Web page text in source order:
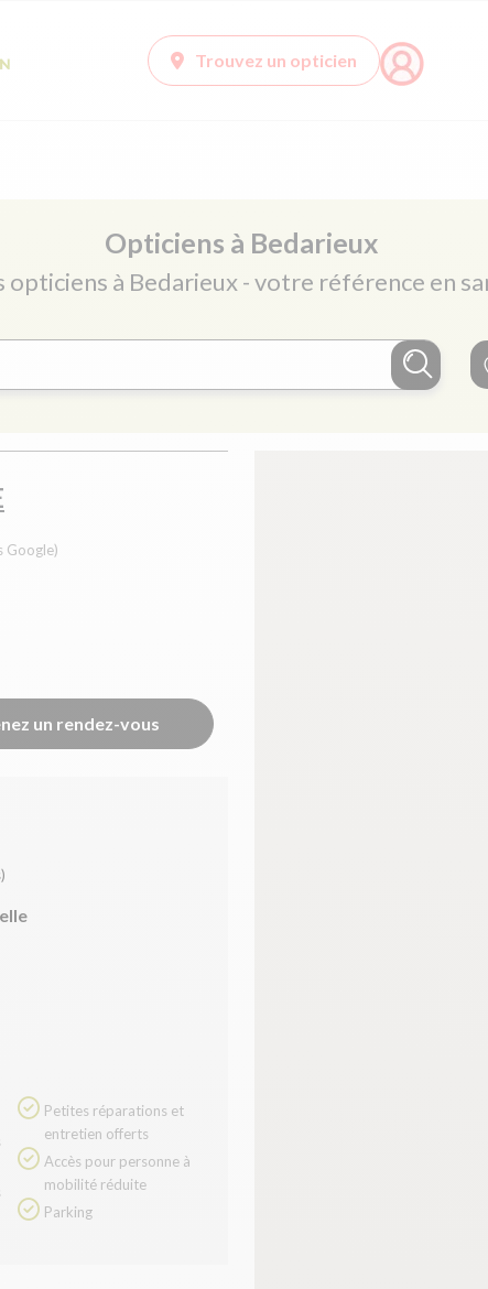
Trouvez un opticien
Opticiens à Bedarieux
opticiens à Bedarieux - votre référence en
Google)
un rendez-vous
entretien offerts
mobilité réduite
Parking